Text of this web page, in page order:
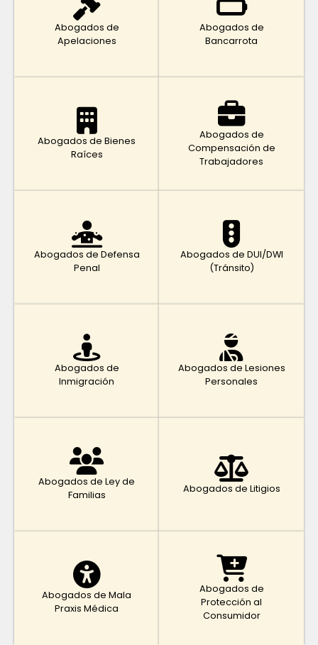
Abogados de
Apelaciones
Abogados de
Bancarrota
Abogados de Bienes
Raíces
Abogados de
Compensación de
Trabajadores
Abogados de Defensa
Penal
Abogados de DUI/DWI
(Tránsito)
Abogados de
Inmigración
Abogados de Lesiones
Personales
Abogados de Ley de
Familias
Abogados de Litigios
Abogados de Mala
Praxis Médica
Abogados de
Protección al
Consumidor